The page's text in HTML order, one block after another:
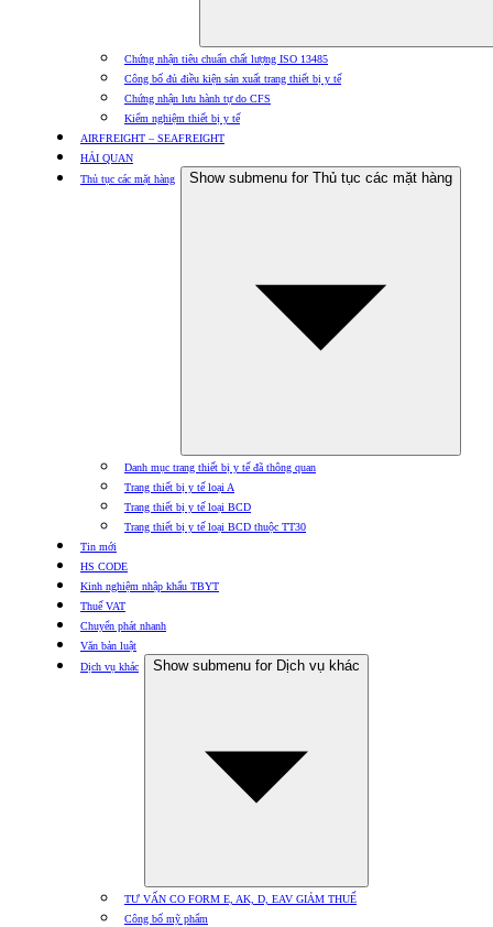
Chứng nhận tiêu chuẩn chất lượng ISO 13485
Công bố đủ điều kiện sản xuất trang thiết bị y tế
Chứng nhận lưu hành tự do CFS
Kiểm nghiệm thiết bị y tế
AIRFREIGHT – SEAFREIGHT
HẢI QUAN
Thủ tục các mặt hàng
Show submenu for Thủ tục các mặt hàng
Danh mục trang thiết bị y tế đã thông quan
Trang thiết bị y tế loại A
Trang thiết bị y tế loại BCD
Trang thiết bị y tế loại BCD thuộc TT30
Tin mới
HS CODE
Kinh nghiệm nhập khẩu TBYT
Thuế VAT
Chuyển phát nhanh
Văn bản luật
Dịch vụ khác
Show submenu for Dịch vụ khác
TƯ VẤN CO FORM E, AK, D, EAV GIẢM THUẾ
Công bố mỹ phẩm